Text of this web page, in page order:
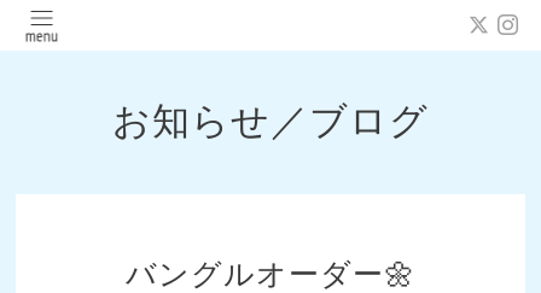
お知らせ／ブログ
バングルオーダー🌼